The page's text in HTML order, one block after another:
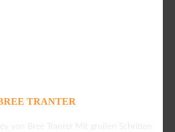
TRANTER
von Bree Tranter Mit großen Schritten